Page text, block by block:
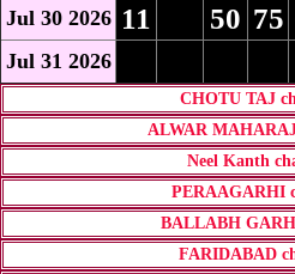
Jul 30 2026 11 50 75
Jul 31 2026
CHOTU TAJ
ALWAR
Neel Kanth
PERAAGARHI
BALLABH
FARIDABAD